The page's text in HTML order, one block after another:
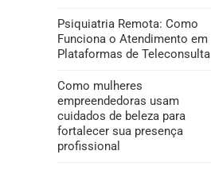
Psiquiatria Remota: Como
Funciona o Atendimento em
Plataformas de Teleconsulta
Como mulheres
empreendedoras usam
cuidados de beleza para
fortalecer sua presença
profissional